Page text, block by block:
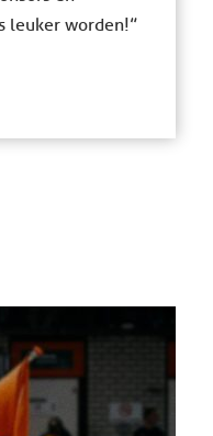
leuker worden!”